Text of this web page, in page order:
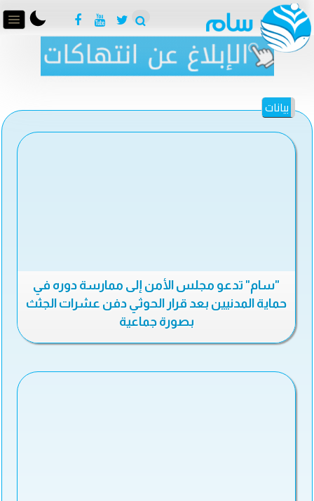
بيانات
"سام" تدعو مجلس الأمن إلى ممارسة دوره في
حماية المدنيين بعد قرار الحوثي دفن عشرات الجثث
بصورة جماعية